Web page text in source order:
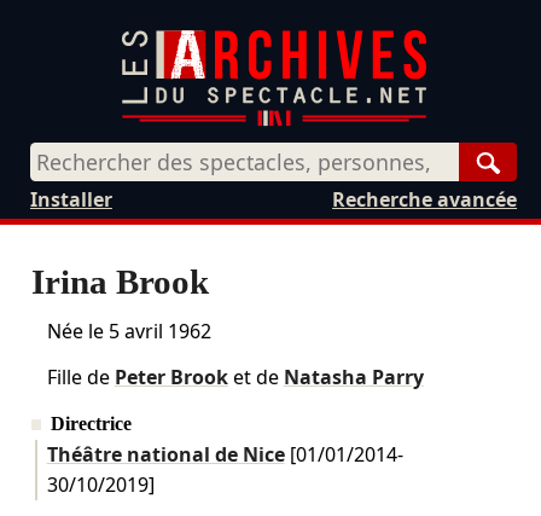
Recherche avancée
Installer
Irina Brook
Née le 5 avril 1962
Fille de Peter Brooket de Natasha Parry
Directrice
Théâtre national de Nice[01/01/2014-
30/10/2019]